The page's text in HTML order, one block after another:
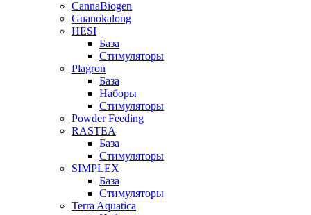
CannaBiogen
Guanokalong
HESI
База
Стимуляторы
Plagron
База
Наборы
Стимуляторы
Powder Feeding
RASTEA
База
Стимуляторы
SIMPLEX
База
Стимуляторы
Terra Aquatica